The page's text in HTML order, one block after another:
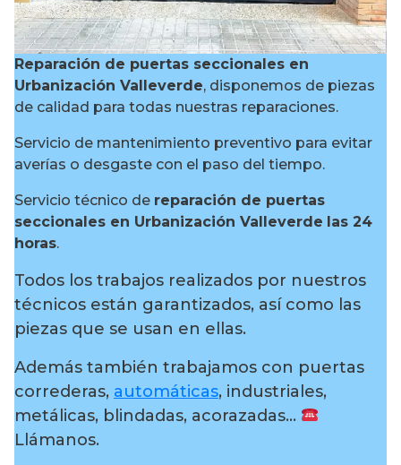
Reparación de puertas seccionales en
Urbanización Valleverde, disponemos de piezas
de calidad para todas nuestras reparaciones.
Servicio de mantenimiento preventivo para evitar
averías o desgaste con el paso del tiempo.
Servicio técnico de reparación de puertas
seccionales en Urbanización Valleverde las 24
horas.
Todos los trabajos realizados por nuestros
técnicos están garantizados, así como las
piezas que se usan en ellas.
Además también trabajamos con puertas
correderas, automáticas, industriales,
metálicas, blindadas, acorazadas…
Llámanos.